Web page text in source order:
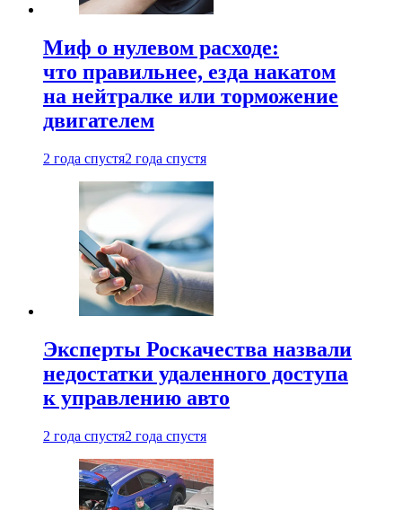
Миф о нулевом расходе:
что правильнее, езда накатом
на нейтралке или торможение
двигателем
2 года спустя2 года спустя
Эксперты Роскачества назвали
недостатки удаленного доступа
к управлению авто
2 года спустя2 года спустя